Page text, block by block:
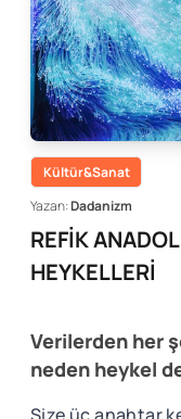
Kültür&Sanat
Yazan:Dadanizm
REFİK
HEYKELLERİ
Verilerden her
neden heykel